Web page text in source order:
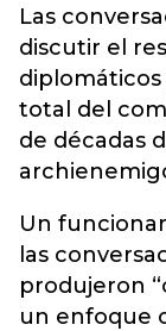
Las
discutir el
total del
de décadas
Un
las
produjeron
un enfoque